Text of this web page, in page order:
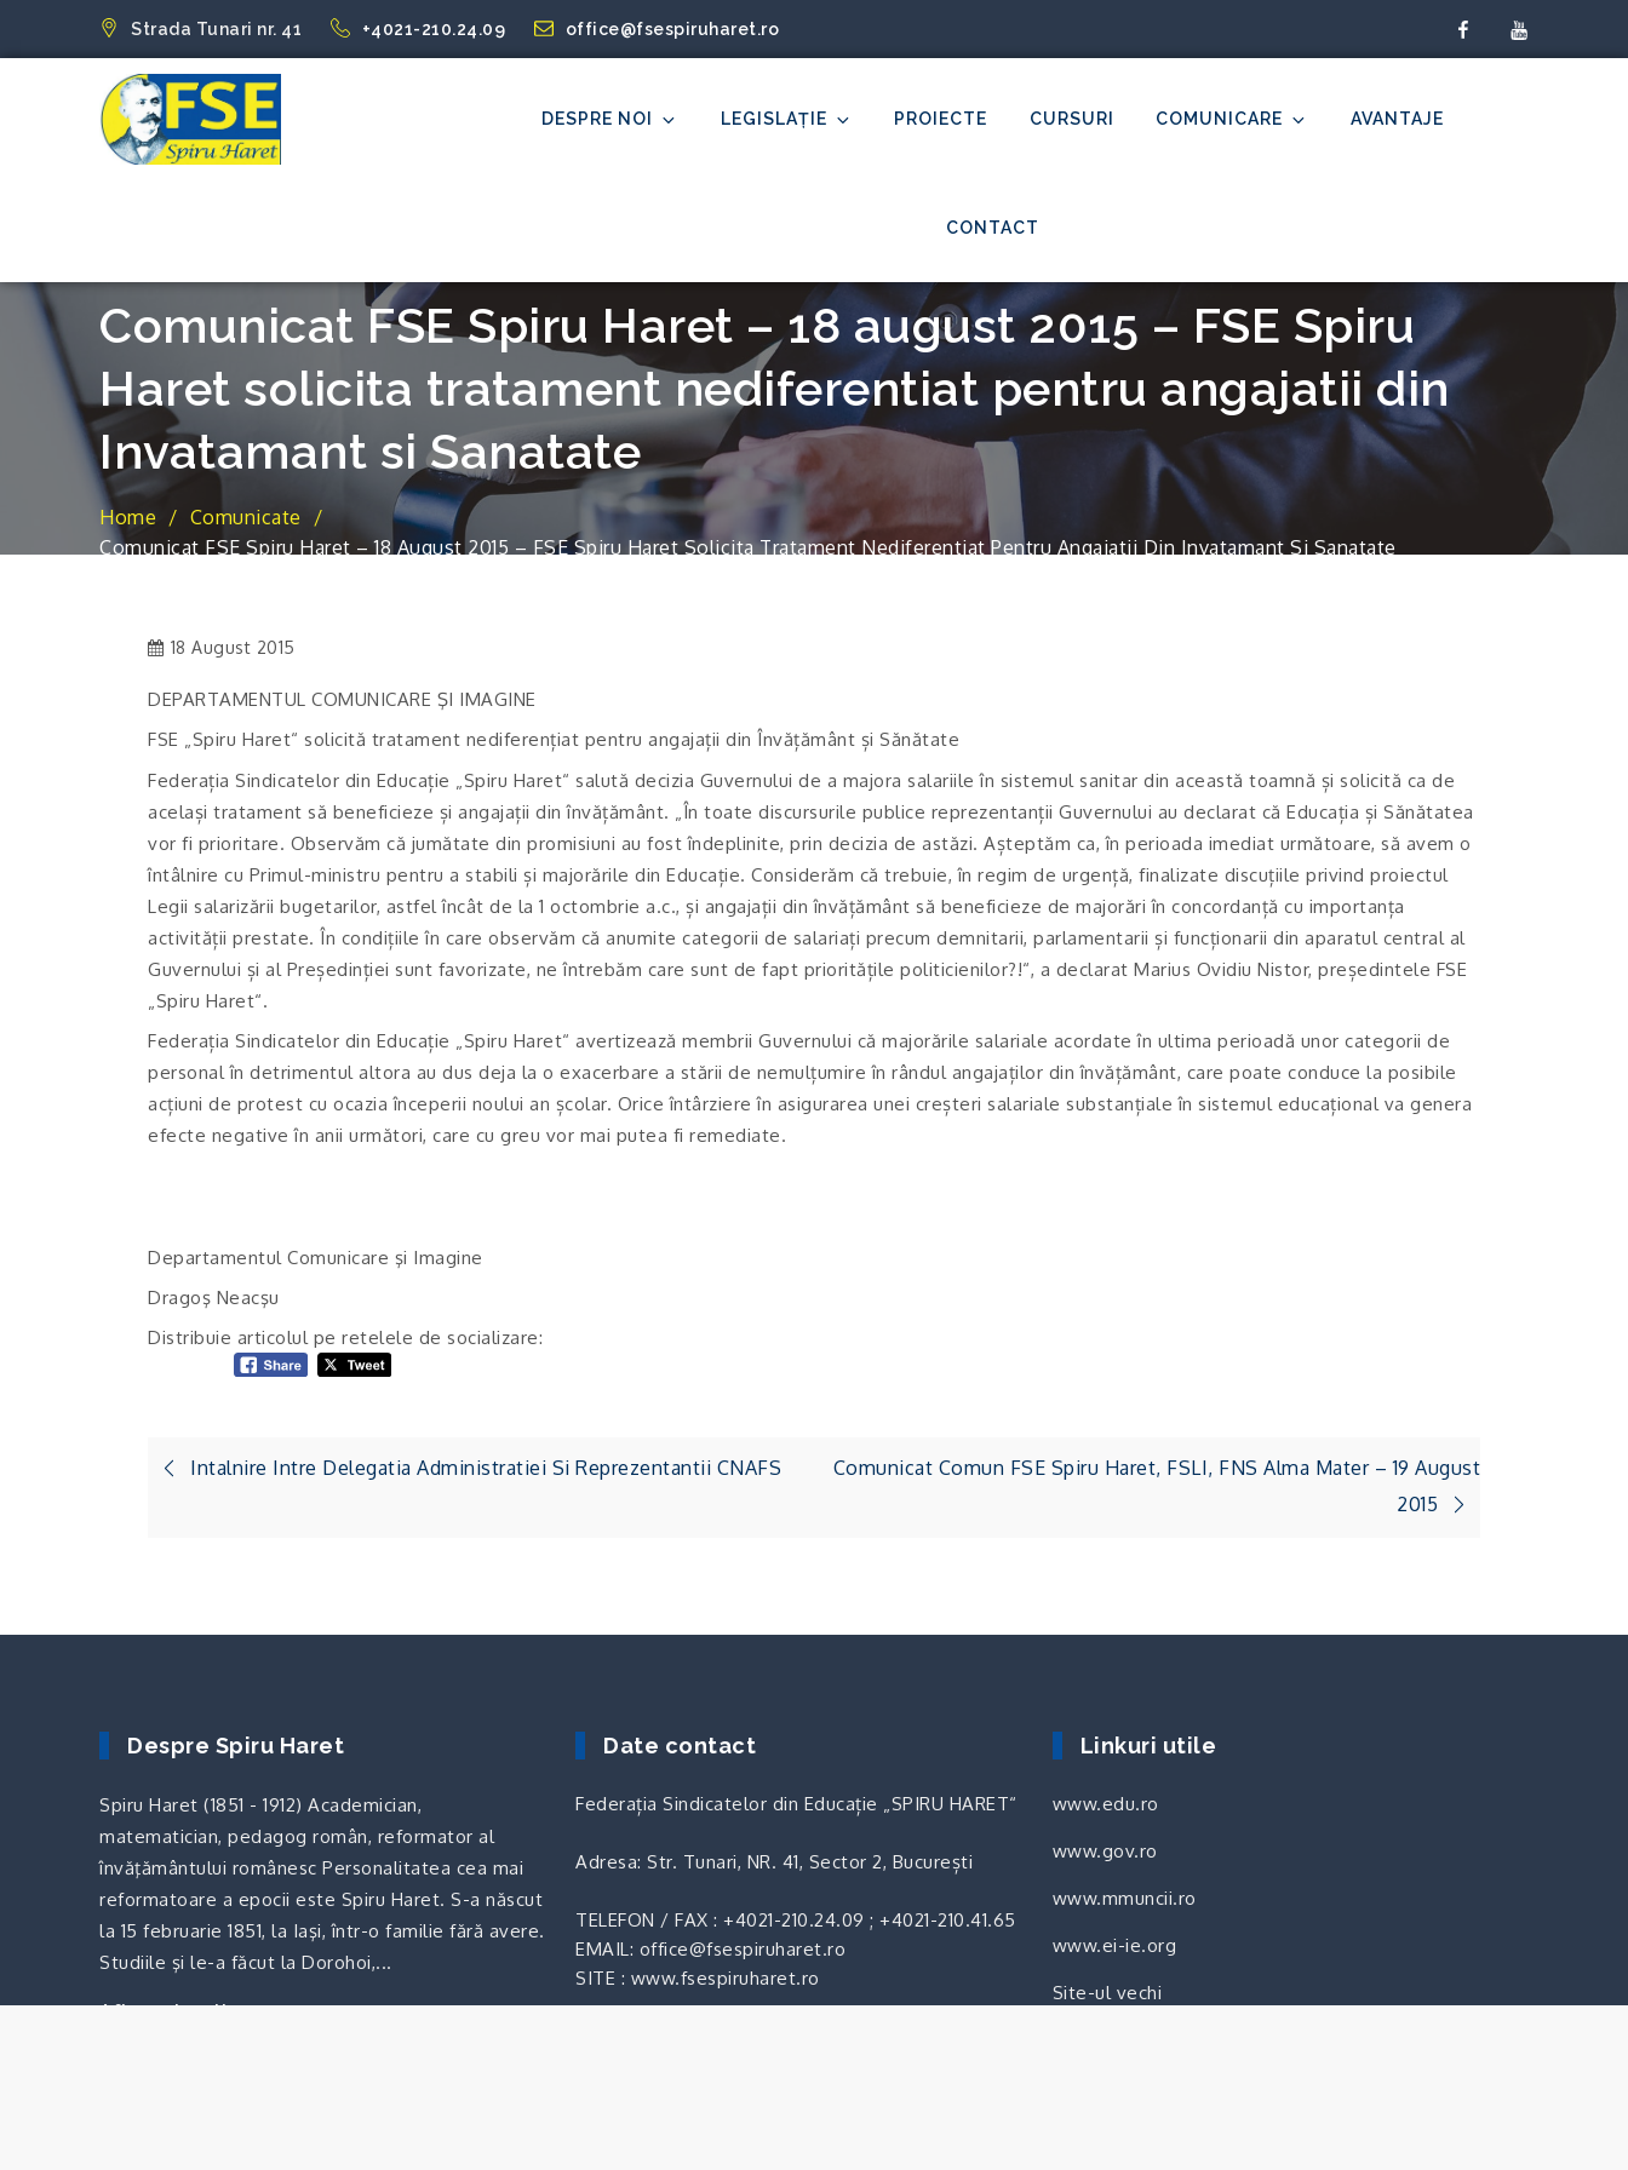
Strada Tunari nr. 41 +4021-210.24.09 office@fsespiruharet.ro facebookyoutube
FSE Spiru HaretDESPRE NOI LEGISLAȚIE PROIECTE CURSURI COMUNICARE AVANTAJE
CONTACT
Comunicat FSE Spiru Haret – 18 august 2015 – FSE Spiru
Haret solicita tratament nediferentiat pentru angajatii din
Invatamant si Sanatate
Home
Comunicate
Comunicat FSE Spiru Haret – 18 August 2015 – FSE Spiru Haret Solicita Tratament Nediferentiat Pentru Angajatii Din Invatamant Si Sanatate
18 August 2015
DEPARTAMENTUL COMUNICARE ŞI IMAGINE
FSE „Spiru Haret“ solicită tratament nediferențiat pentru angajații din Învățământ și Sănătate
Federația Sindicatelor din Educație „Spiru Haret“ salută decizia Guvernului de a majora salariile în sistemul sanitar din această toamnă și solicită ca de
același tratament să beneficieze și angajații din învățământ. „În toate discursurile publice reprezentanții Guvernului au declarat că Educația și Sănătatea
vor fi prioritare. Observăm că jumătate din promisiuni au fost îndeplinite, prin decizia de astăzi. Așteptăm ca, în perioada imediat următoare, să avem o
întâlnire cu Primul-ministru pentru a stabili și majorările din Educație. Considerăm că trebuie, în regim de urgență, finalizate discuțiile privind proiectul
Legii salarizării bugetarilor, astfel încât de la 1 octombrie a.c., și angajații din învățământ să beneficieze de majorări în concordanță cu importanța
activității prestate. În condițiile în care observăm că anumite categorii de salariați precum demnitarii, parlamentarii și funcționarii din aparatul central al
Guvernului și al Președinției sunt favorizate, ne întrebăm care sunt de fapt prioritățile politicienilor?!“, a declarat Marius Ovidiu Nistor, președintele FSE
„Spiru Haret“.
Federația Sindicatelor din Educație „Spiru Haret“ avertizează membrii Guvernului că majorările salariale acordate în ultima perioadă unor categorii de
personal în detrimentul altora au dus deja la o exacerbare a stării de nemulțumire în rândul angajaților din învățământ, care poate conduce la posibile
acțiuni de protest cu ocazia începerii noului an școlar. Orice întârziere în asigurarea unei creșteri salariale substanțiale în sistemul educațional va genera
efecte negative în anii următori, care cu greu vor mai putea fi remediate.
Departamentul Comunicare şi Imagine
Dragoş Neacşu
Distribuie articolul pe retelele de socializare:
Navigare
Intalnire Intre Delegatia Administratiei Si Reprezentantii CNAFS
Comunicat Comun FSE Spiru Haret, FSLI, FNS Alma Mater – 19 August
2015
Despre Spiru Haret
Spiru Haret (1851 - 1912) Academician,
matematician, pedagog român, reformator al
învăţământului românesc Personalitatea cea mai
reformatoare a epocii este Spiru Haret. S-a născut
la 15 februarie 1851, la Iaşi, într-o familie fără avere.
Studiile şi le-a făcut la Dorohoi,...
Afla mai multe
Date contact
Federația Sindicatelor din Educație „SPIRU HARET“
Adresa: Str. Tunari, NR. 41, Sector 2, București
TELEFON / FAX :+4021-210.24.09 ;+4021-210.41.65
EMAIL: office@fsespiruharet.ro
SITE : www.fsespiruharet.ro
Linkuri utile
www.edu.ro
www.gov.ro
www.mmuncii.ro
www.ei-ie.org
Site-ul vechi